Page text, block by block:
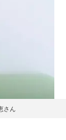
さん